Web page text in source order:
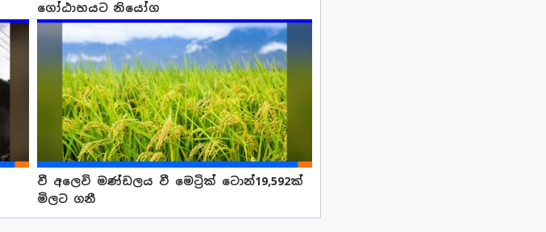
ගෝඨාභයට නියෝග
වී අලෙවි මණ්ඩලය වී මෙට්‍රික් ටොන්19,592ක්
මිලට ගනී